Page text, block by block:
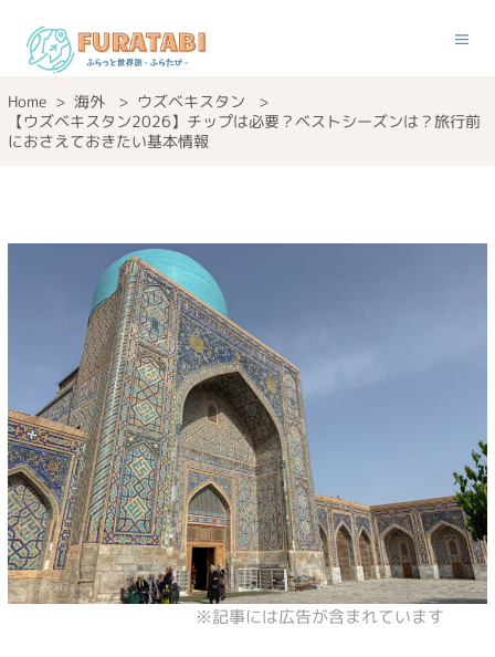
Home> 海外 > ウズベキスタン
>
【ウズベキスタン2026】チップは必要？ベストシーズンは？旅行前
におさえておきたい基本情報